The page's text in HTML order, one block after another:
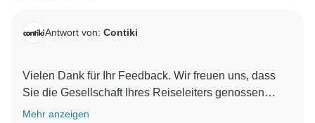
Antwort von: Contiki
Vielen Dank für Ihr Feedback. Wir freuen uns, dass
Sie die Gesellschaft Ihres Reiseleiters genossen
haben. Es ist schön zu wissen, dass Sie die
Mehr anzeigen